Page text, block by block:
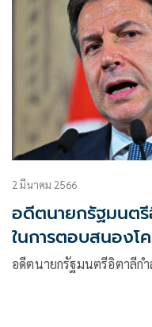
2 มีนาคม 2566
อดีตนายกรัฐมนต
ในการตอบสนองโ
อดีตนายกรัฐมนตรีอิตาลีก